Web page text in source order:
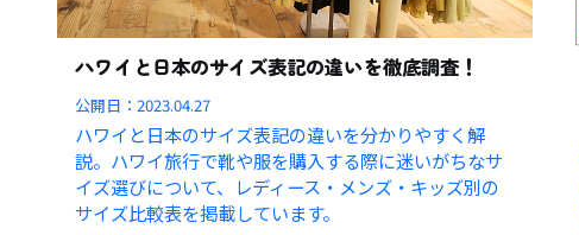
ハワイと日本のサイズ表記の違いを徹底調査！
公開日：2023.04.27
ハワイと日本のサイズ表記の違いを分かりやすく解
説。ハワイ旅行で靴や服を購入する際に迷いがちなサ
イズ選びについて、レディース・メンズ・キッズ別の
サイズ比較表を掲載しています。